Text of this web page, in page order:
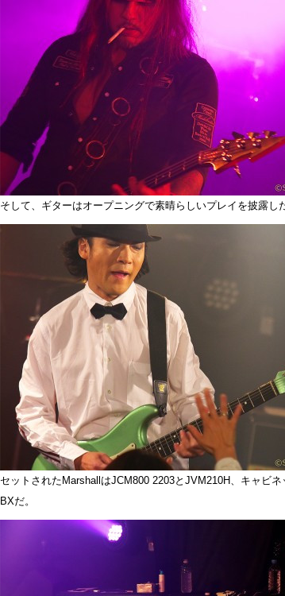
そして、ギターはオープニングで素晴らしいプレイを披露し
セットされたMarshallはJCM800 2203とJVM210H、キャビ
BXだ。